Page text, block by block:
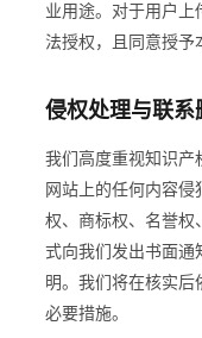
业用途。对于用户
法授权，且同意授予
侵权处理与联系
我们高度重视知识
网站上的任何内容
权、商标权、名誉权
式向我们发出书面
明。我们将在核实
必要措施。